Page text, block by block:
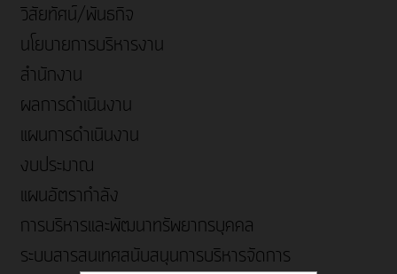
วิสัยทัศน์/พันธกิจ
นโยบายการบริหารงาน
สำนักงาน
ผลการดำเนินงาน
แผนการดำเนินงาน
งบประมาณ
แผนอัตรากำลัง
การบริหารและพัฒนาทรัพยากรบุคคล
ระบบสารสนเทศสนับสนุนการบริหารจัดการ